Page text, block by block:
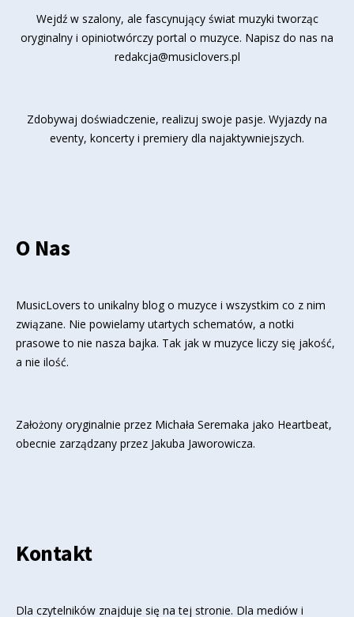
Wejdź w szalony, ale fascynujący świat muzyki tworząc
oryginalny i opiniotwórczy portal o muzyce. Napisz do nas na
redakcja@musiclovers.pl
Zdobywaj doświadczenie, realizuj swoje pasje. Wyjazdy na
eventy, koncerty i premiery dla najaktywniejszych.
O Nas
MusicLovers to unikalny blog o muzyce i wszystkim co z nim
związane. Nie powielamy utartych schematów, a notki
prasowe to nie nasza bajka. Tak jak w muzyce liczy się jakość,
a nie ilość.
Założony oryginalnie przez Michała Seremaka jako Heartbeat,
obecnie zarządzany przez Jakuba Jaworowicza.
Kontakt
Dla czytelników znajduje się na tej stronie. Dla mediów i